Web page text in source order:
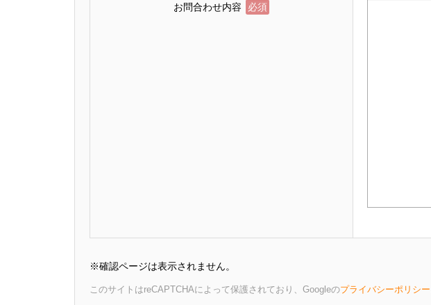
お問合わせ内容 必須
※確認ページは表示されません。
このサイトはreCAPTCHAによって保護されており、Googleのプライバシーポリシー